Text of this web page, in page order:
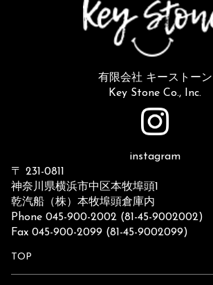
有限会社 キーストーン
Key Stone Co., Inc.
instagram
〒 231-0811
神奈川県横浜市中区本牧埠頭1
乾汽船（株）本牧埠頭倉庫内
Phone 045-900-2002 (81-45-9002002)
Fax 045-900-2099 (81-45-9002099)
TOP